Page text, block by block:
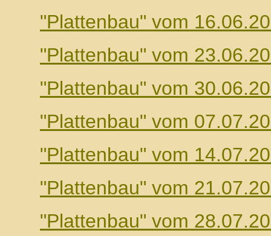
"Plattenbau" vom
"Plattenbau" vom
"Plattenbau" vom
"Plattenbau" vom
"Plattenbau" vom
"Plattenbau" vom
"Plattenbau" vom